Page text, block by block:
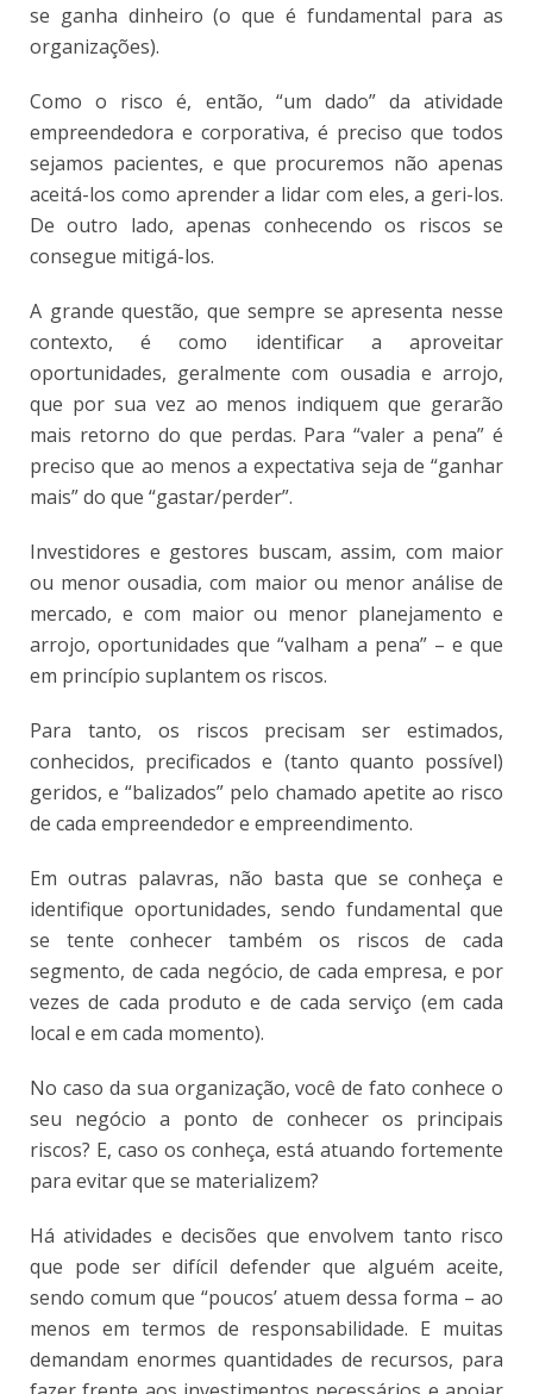
se ganha dinheiro (o que é fundamental para as
organizações).
Como o risco é, então, “um dado” da atividade
empreendedora e corporativa, é preciso que todos
sejamos pacientes, e que procuremos não apenas
aceitá-los como aprender a lidar com eles, a geri-los.
De outro lado, apenas conhecendo os riscos se
consegue mitigá-los.
A grande questão, que sempre se apresenta nesse
contexto, é como identificar a aproveitar
oportunidades, geralmente com ousadia e arrojo,
que por sua vez ao menos indiquem que gerarão
mais retorno do que perdas. Para “valer a pena” é
preciso que ao menos a expectativa seja de “ganhar
mais” do que “gastar/perder”.
Investidores e gestores buscam, assim, com maior
ou menor ousadia, com maior ou menor análise de
mercado, e com maior ou menor planejamento e
arrojo, oportunidades que “valham a pena” – e que
em princípio suplantem os riscos.
Para tanto, os riscos precisam ser estimados,
conhecidos, precificados e (tanto quanto possível)
geridos, e “balizados” pelo chamado apetite ao risco
de cada empreendedor e empreendimento.
Em outras palavras, não basta que se conheça e
identifique oportunidades, sendo fundamental que
se tente conhecer também os riscos de cada
segmento, de cada negócio, de cada empresa, e por
vezes de cada produto e de cada serviço (em cada
local e em cada momento).
No caso da sua organização, você de fato conhece o
seu negócio a ponto de conhecer os principais
riscos? E, caso os conheça, está atuando fortemente
para evitar que se materializem?
Há atividades e decisões que envolvem tanto risco
que pode ser difícil defender que alguém aceite,
sendo comum que “poucos’ atuem dessa forma – ao
menos em termos de responsabilidade. E muitas
demandam enormes quantidades de recursos, para